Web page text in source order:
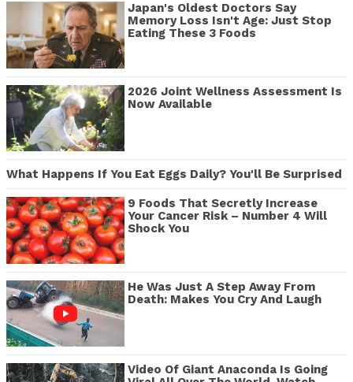
Japan's Oldest Doctors Say
Memory Loss Isn't Age: Just Stop
Eating These 3 Foods
2026 Joint Wellness Assessment Is
Now Available
What Happens If You Eat Eggs Daily? You'll Be Surprised
9 Foods That Secretly Increase
Your Cancer Risk – Number 4 Will
Shock You
He Was Just A Step Away From
Death: Makes You Cry And Laugh
Video Of Giant Anaconda Is Going